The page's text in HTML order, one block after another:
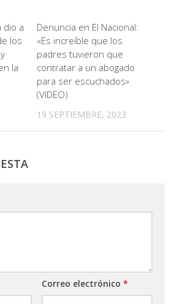
dio a
los
la
Denuncia en El Nacional:
«Es increíble que los
padres tuvieron que
contratar a un abogado
para ser escuchados»
(VIDEO)
19 SEPTIEMBRE, 2023
Correo electrónico *